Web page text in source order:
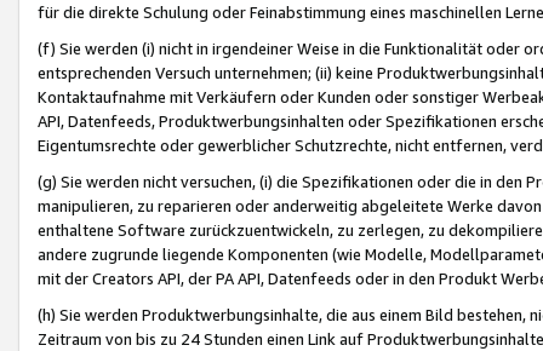
für die direkte Schulung oder Feinabstimmung eines maschinellen
(f) Sie werden (i) nicht in irgendeiner Weise in die Funktionalität oder
entsprechenden Versuch unternehmen; (ii) keine
Kontaktaufnahme mit Verkäufern oder Kunden oder sonstiger
API, Datenfeeds, Produktwerbungsinhalten oder Spezifikationen
Eigentumsrechte oder gewerblicher Schutzrechte, nicht entfernen,
(g) Sie werden nicht versuchen, (i) die Spezifikationen oder die in
manipulieren, zu reparieren oder anderweitig abgeleitete Werke
enthaltene Software zurückzuentwickeln, zu zerlegen, zu
andere zugrunde liegende Komponenten (wie Modelle,
mit der Creators API, der PA API, Datenfeeds oder in den Produkt
(h) Sie werden Produktwerbungsinhalte, die aus einem Bild bestehen,
Zeitraum von bis zu 24 Stunden einen Link auf